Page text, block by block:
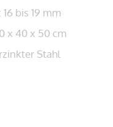
bis 19 mm
x 40 x 50 cm
Stahl